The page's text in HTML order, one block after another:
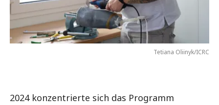
Tetiana Oliinyk/ICRC
2024 konzentrierte sich das Programm